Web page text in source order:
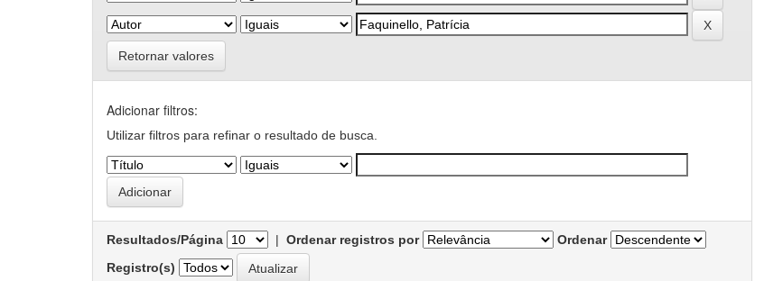
Retornar valores
Adicionar filtros:
Utilizar filtros para refinar o resultado de busca.
Resultados/Página | Ordenar registros por
Ordenar
Registro(s)